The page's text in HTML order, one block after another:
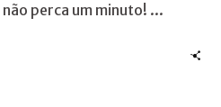
perca um minuto! ...